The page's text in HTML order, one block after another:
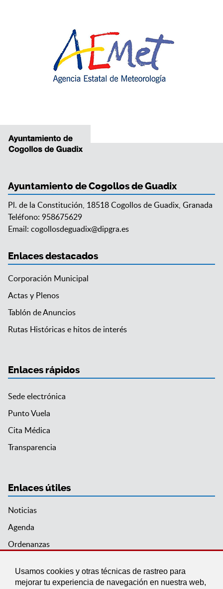
Usamos cookies y otras técnicas de rastreo para
mejorar tu experiencia de navegación en nuestra web,
Ayuntamiento de Cogollos de Guadix
Pl. de la Constitución, 18518 Cogollos de Guadix, Granada
Teléfono: 958675629
Email: cogollosdeguadix@dipgra.es
Enlaces destacados
Corporación Municipal
Actas y Plenos
Tablón de Anuncios
Rutas Históricas e hitos de interés
Enlaces rápidos
Sede electrónica
Punto Vuela
Cita Médica
Transparencia
Enlaces útiles
Noticias
Agenda
Ordenanzas